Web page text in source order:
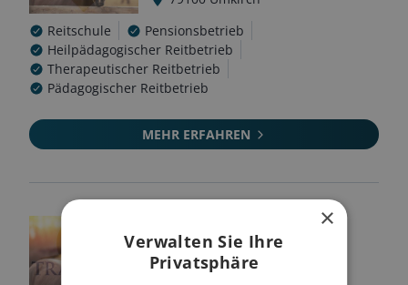
Reitschule
Pensionsbetrieb
Heilpädagogischer Reitbetrieb
Therapeutischer Reitbetrieb
Pädagogischer Reitbetrieb
MEHR ERFAHREN
79227 Schallstadt
×
Verwalten Sie Ihre
Privatsphäre